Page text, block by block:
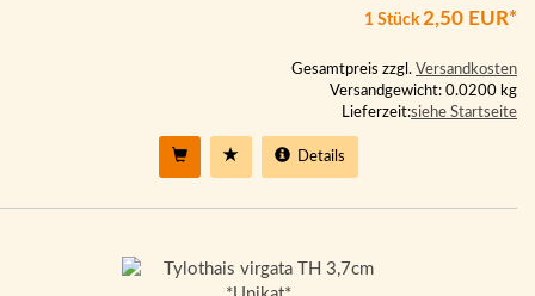
1 Stück 2,50 EUR*
Gesamtpreis zzgl. Versandkosten
Versandgewicht: 0.0200 kg
Lieferzeit:siehe Startseite
Details